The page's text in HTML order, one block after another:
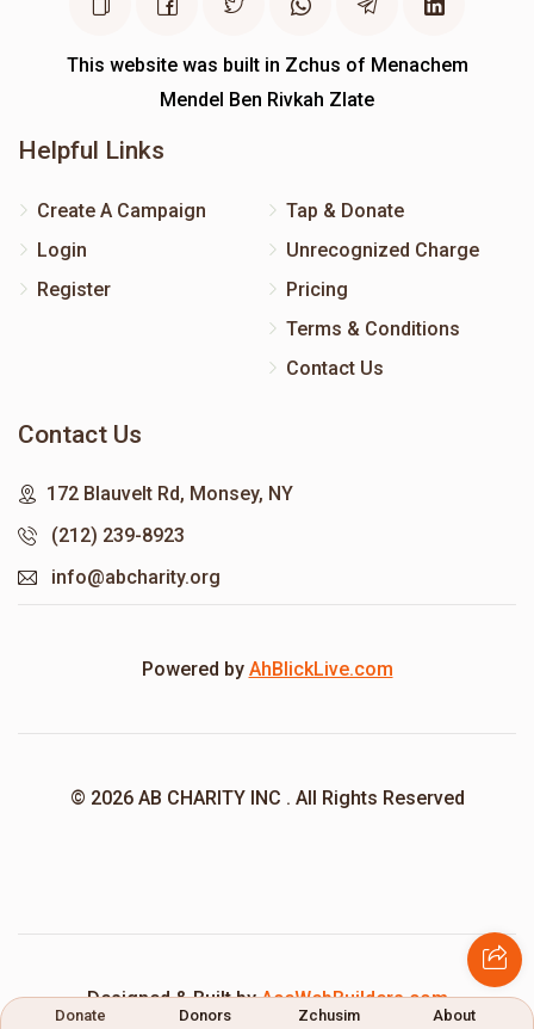
This website was built in Zchus of Menachem
Mendel Ben Rivkah Zlate
Helpful Links
Create A Campaign
Login
Register
Tap & Donate
Unrecognized Charge
Pricing
Terms & Conditions
Contact Us
Contact Us
172 Blauvelt Rd, Monsey, NY
(212) 239-8923
info@abcharity.org
Powered by AhBlickLive.com
© 2026 AB CHARITY INC . All Rights Reserved
Designed & Built byAceWebBuilders.com
Donate Donors Zchusim About